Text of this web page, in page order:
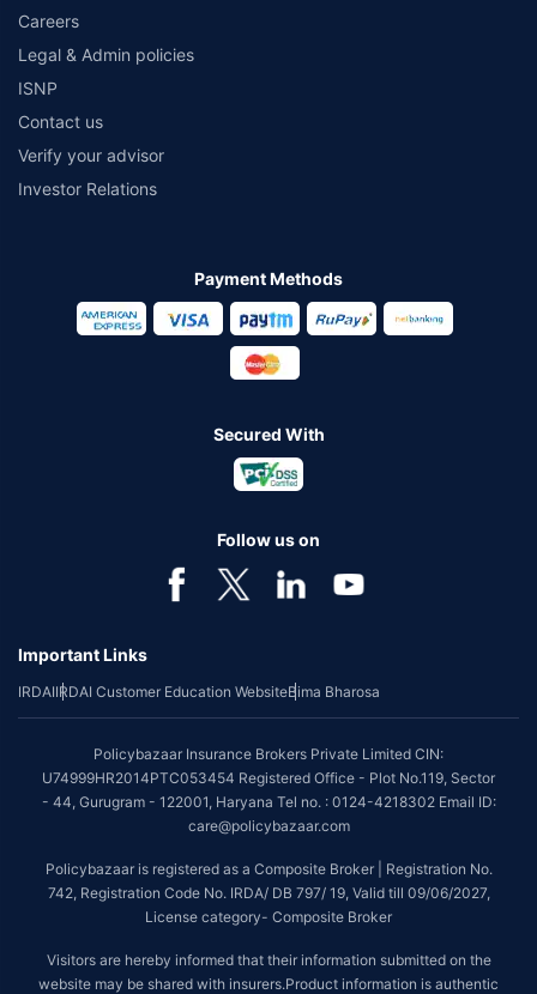
Careers
Legal & Admin policies
ISNP
Contact us
Verify your advisor
Investor Relations
Payment Methods
Secured With
Follow us on
Important Links
IRDAIIRDAI Customer Education WebsiteBima Bharosa
Policybazaar Insurance Brokers Private Limited CIN:
U74999HR2014PTC053454 Registered Office - Plot No.119, Sector
- 44, Gurugram - 122001, Haryana Tel no. : 0124-4218302 Email ID:
care@policybazaar.com
Policybazaar is registered as a Composite Broker | Registration No.
742, Registration Code No. IRDA/ DB 797/ 19, Valid till 09/06/2027,
License category- Composite Broker
Visitors are hereby informed that their information submitted on the
website may be shared with insurers.Product information is authentic